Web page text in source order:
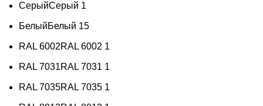
СерыйСерый 1
БелыйБелый 15
RAL 6002RAL 6002 1
RAL 7031RAL 7031 1
RAL 7035RAL 7035 1